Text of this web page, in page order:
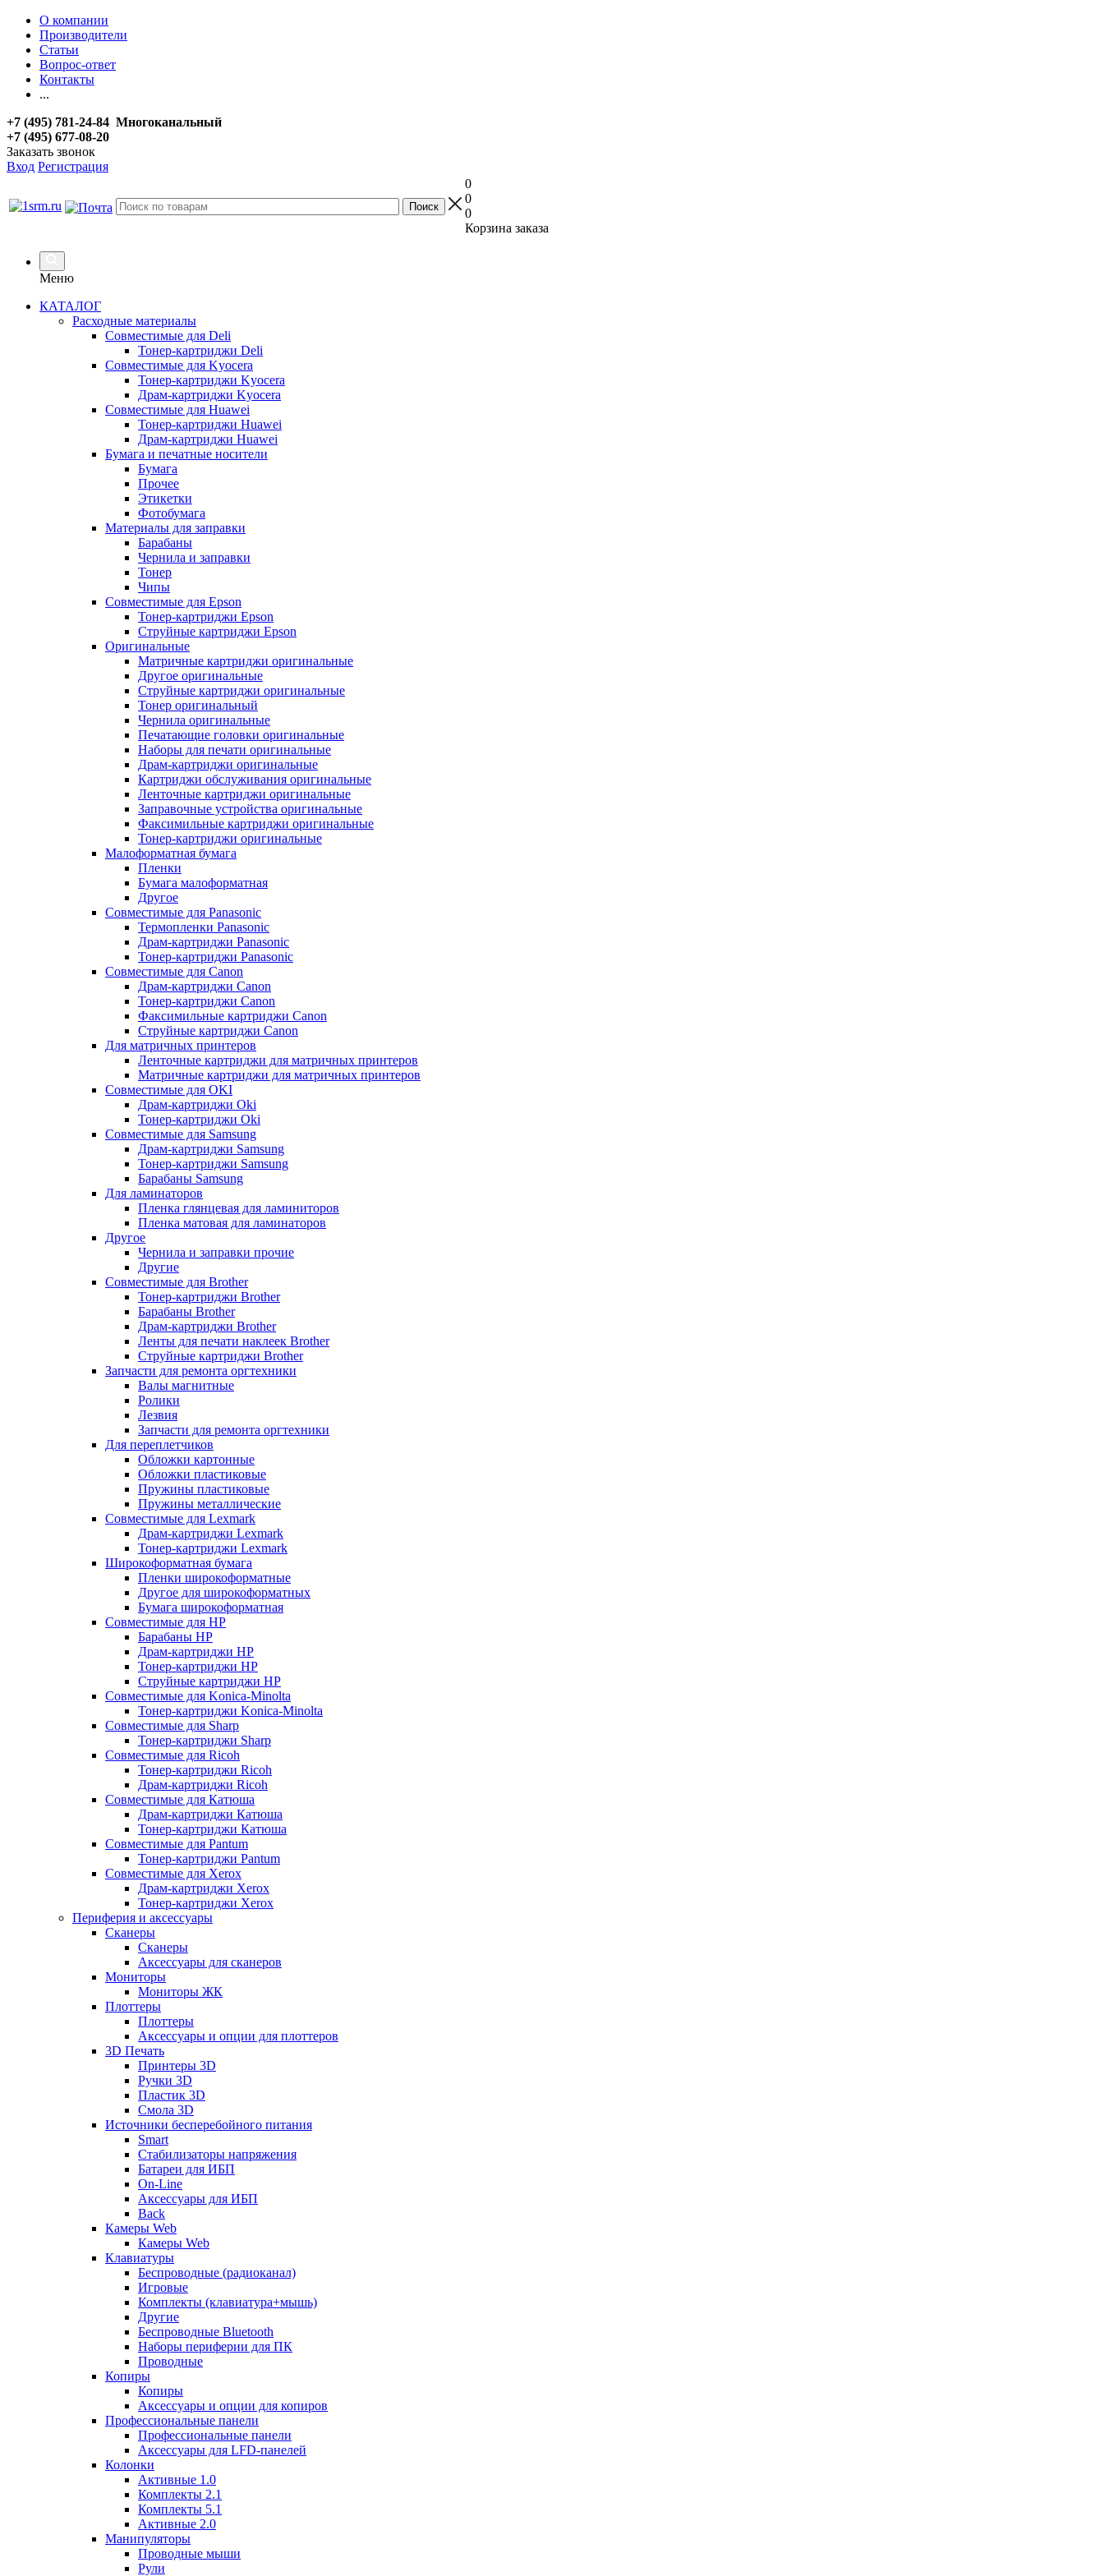
О компании
Производители
Статьи
Вопрос-ответ
Контакты
...
+7 (495) 781-24-84 Многоканальный
+7 (495) 677-08-20
Заказать звонок
Вход Регистрация
0
0
0
Корзина заказа
Меню
КАТАЛОГ
Расходные материалы
Совместимые для Deli
Тонер-картриджи Deli
Совместимые для Kyocera
Тонер-картриджи Kyocera
Драм-картриджи Kyocera
Совместимые для Huawei
Тонер-картриджи Huawei
Драм-картриджи Huawei
Бумага и печатные носители
Бумага
Прочее
Этикетки
Фотобумага
Материалы для заправки
Барабаны
Чернила и заправки
Тонер
Чипы
Совместимые для Epson
Тонер-картриджи Epson
Струйные картриджи Epson
Оригинальные
Матричные картриджи оригинальные
Другое оригинальные
Струйные картриджи оригинальные
Тонер оригинальный
Чернила оригинальные
Печатающие головки оригинальные
Наборы для печати оригинальные
Драм-картриджи оригинальные
Картриджи обслуживания оригинальные
Ленточные картриджи оригинальные
Заправочные устройства оригинальные
Факсимильные картриджи оригинальные
Тонер-картриджи оригинальные
Малоформатная бумага
Пленки
Бумага малоформатная
Другое
Совместимые для Panasonic
Термопленки Panasonic
Драм-картриджи Panasonic
Тонер-картриджи Panasonic
Совместимые для Canon
Драм-картриджи Canon
Тонер-картриджи Canon
Факсимильные картриджи Canon
Струйные картриджи Canon
Для матричных принтеров
Ленточные картриджи для матричных принтеров
Матричные картриджи для матричных принтеров
Совместимые для OKI
Драм-картриджи Oki
Тонер-картриджи Oki
Совместимые для Samsung
Драм-картриджи Samsung
Тонер-картриджи Samsung
Барабаны Samsung
Для ламинаторов
Пленка глянцевая для ламиниторов
Пленка матовая для ламинаторов
Другое
Чернила и заправки прочие
Другие
Совместимые для Brother
Тонер-картриджи Brother
Барабаны Brother
Драм-картриджи Brother
Ленты для печати наклеек Brother
Струйные картриджи Brother
Запчасти для ремонта оргтехники
Валы магнитные
Ролики
Лезвия
Запчасти для ремонта оргтехники
Для переплетчиков
Обложки картонные
Обложки пластиковые
Пружины пластиковые
Пружины металлические
Совместимые для Lexmark
Драм-картриджи Lexmark
Тонер-картриджи Lexmark
Широкоформатная бумага
Пленки широкоформатные
Другое для широкоформатных
Бумага широкоформатная
Совместимые для HP
Барабаны HP
Драм-картриджи HP
Тонер-картриджи HP
Струйные картриджи HP
Совместимые для Konica-Minolta
Тонер-картриджи Konica-Minolta
Совместимые для Sharp
Тонер-картриджи Sharp
Совместимые для Ricoh
Тонер-картриджи Ricoh
Драм-картриджи Ricoh
Совместимые для Катюша
Драм-картриджи Катюша
Тонер-картриджи Катюша
Совместимые для Pantum
Тонер-картриджи Pantum
Совместимые для Xerox
Драм-картриджи Xerox
Тонер-картриджи Xerox
Периферия и аксессуары
Сканеры
Сканеры
Аксессуары для сканеров
Мониторы
Мониторы ЖК
Плоттеры
Плоттеры
Аксессуары и опции для плоттеров
3D Печать
Принтеры 3D
Ручки 3D
Пластик 3D
Смола 3D
Источники бесперебойного питания
Smart
Стабилизаторы напряжения
Батареи для ИБП
On-Line
Аксессуары для ИБП
Back
Камеры Web
Камеры Web
Клавиатуры
Беспроводные (радиоканал)
Игровые
Комплекты (клавиатура+мышь)
Другие
Беспроводные Bluetooth
Наборы периферии для ПК
Проводные
Копиры
Копиры
Аксессуары и опции для копиров
Профессиональные панели
Профессиональные панели
Аксессуары для LFD-панелей
Колонки
Активные 1.0
Комплекты 2.1
Комплекты 5.1
Активные 2.0
Манипуляторы
Проводные мыши
Рули